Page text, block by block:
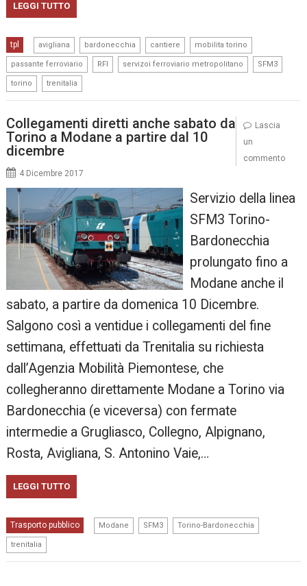
LEGGI TUTTO
tpl avigliana bardonecchia cantiere mobilita torino
passante ferroviario RFI servizoi ferroviario metropolitano SFM3
torino trenitalia
Collegamenti diretti anche sabato da
Torino a Modane a partire dal 10
dicembre
4 Dicembre 2017
Servizio della linea
SFM3 Torino-
Bardonecchia
prolungato fino a
Modane anche il
sabato, a partire da domenica 10 Dicembre.
Salgono così a ventidue i collegamenti del fine
settimana, effettuati da Trenitalia su richiesta
dall’Agenzia Mobilità Piemontese, che
collegheranno direttamente Modane a Torino via
Bardonecchia (e viceversa) con fermate
intermedie a Grugliasco, Collegno, Alpignano,
Rosta, Avigliana, S. Antonino Vaie,…
LEGGI TUTTO
Trasporto pubblico Modane SFM3 Torino-Bardonecchia
trenitalia
Lascia
un
commento